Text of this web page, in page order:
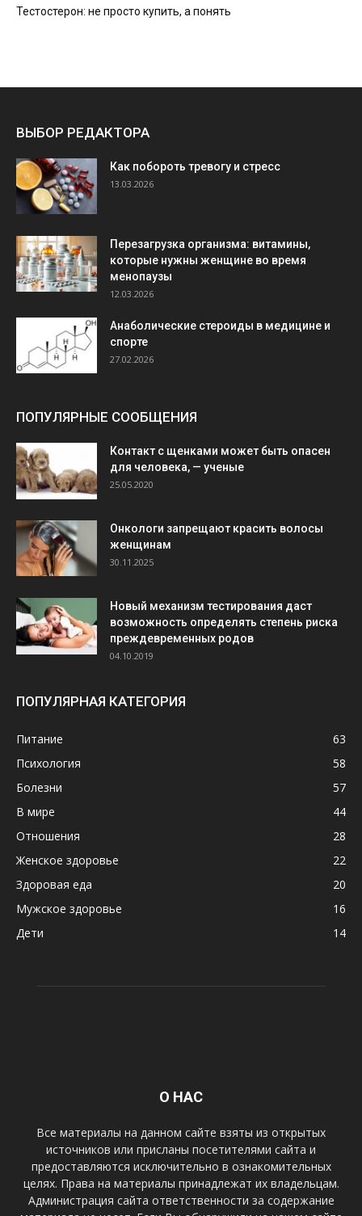
Тестостерон: не просто купить, а понять
ВЫБОР РЕДАКТОРА
Как побороть тревогу и стресс
13.03.2026
Перезагрузка организма: витамины,
которые нужны женщине во время
менопаузы
12.03.2026
Анаболические стероиды в медицине и
спорте
27.02.2026
ПОПУЛЯРНЫЕ СООБЩЕНИЯ
Контакт с щенками может быть опасен
для человека, — ученые
25.05.2020
Онкологи запрещают красить волосы
женщинам
30.11.2025
Новый механизм тестирования даст
возможность определять степень риска
преждевременных родов
04.10.2019
ПОПУЛЯРНАЯ КАТЕГОРИЯ
Питание
63
Психология
58
Болезни
57
В мире
44
Отношения
28
Женское здоровье
22
Здоровая еда
20
Мужское здоровье
16
Дети
14
О НАС
Все материалы на данном сайте взяты из открытых
источников или присланы посетителями сайта и
предоставляются исключительно в ознакомительных
целях. Права на материалы принадлежат их владельцам.
Администрация сайта ответственности за содержание